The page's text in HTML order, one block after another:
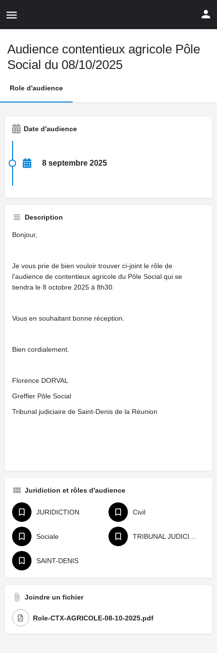
Audience contentieux agricole Pôle
Social du 08/10/2025
Role d'audience
Date d'audience
8 septembre 2025
Description
Bonjour,
Je vous prie de bien vouloir trouver ci-joint le rôle de
l’audience de contentieux agricole du Pôle Social qui se
tiendra le 8 octobre 2025 à 8h30.
Vous en souhaitant bonne réception.
Bien cordialement.
Florence DORVAL
Greffier Pôle Social
Tribunal judiciaire de Saint-Denis de la Réunion
Juridiction et rôles d'audience
JURIDICTION Civil
Sociale
SAINT-DENIS
Joindre un fichier
Role-CTX-AGRICOLE-08-10-2025.pdf